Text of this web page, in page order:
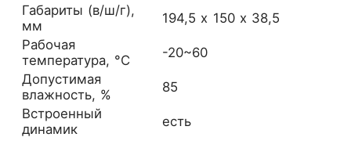
Габариты (в/ш/г),
мм
194,5 х 150 х 38,5
Рабочая
температура, °C
-20~60
Допустимая
влажность, %
85
Встроенный
динамик
есть